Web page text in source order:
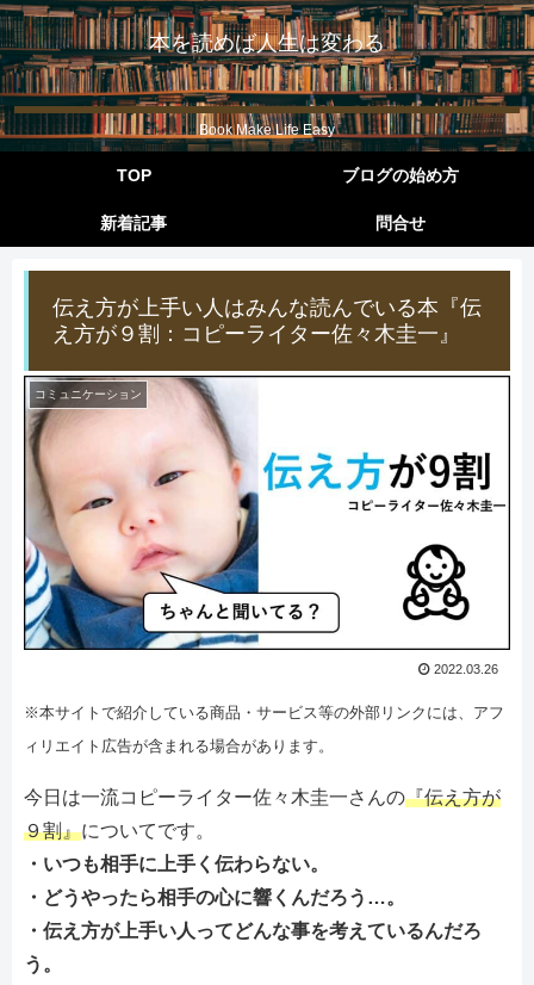
本を読めば人生は変わる
Book Make Life Easy
TOP ブログの始め方
新着記事 問合せ
伝え方が上手い人はみんな読んでいる本『伝
え方が９割：コピーライター佐々木圭一』
コミュニケーション
2022.03.26
※本サイトで紹介している商品・サービス等の外部リンクには、アフ
ィリエイト広告が含まれる場合があります。
今日は一流コピーライター佐々木圭一さんの『伝え方が
９割』についてです。
・いつも相手に上手く伝わらない。
・どうやったら相手の心に響くんだろう…。
・伝え方が上手い人ってどんな事を考えているんだろ
う。